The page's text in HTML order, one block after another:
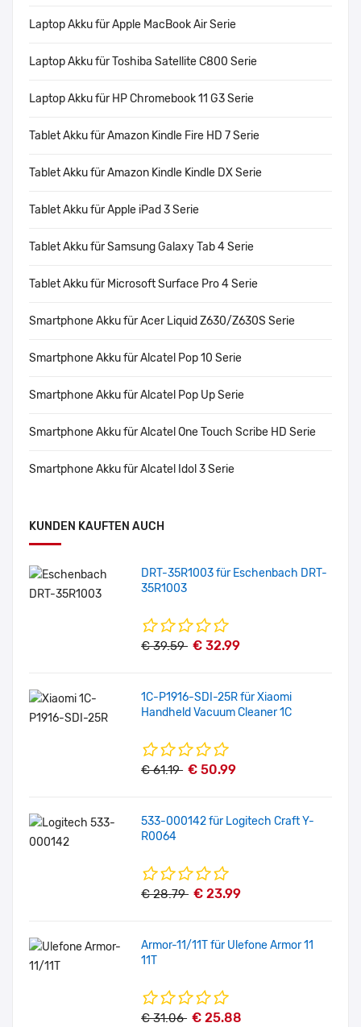
Laptop Akku für Apple MacBook Air Serie
Laptop Akku für Toshiba Satellite C800 Serie
Laptop Akku für HP Chromebook 11 G3 Serie
Tablet Akku für Amazon Kindle Fire HD 7 Serie
Tablet Akku für Amazon Kindle Kindle DX Serie
Tablet Akku für Apple iPad 3 Serie
Tablet Akku für Samsung Galaxy Tab 4 Serie
Tablet Akku für Microsoft Surface Pro 4 Serie
Smartphone Akku für Acer Liquid Z630/Z630S Serie
Smartphone Akku für Alcatel Pop 10 Serie
Smartphone Akku für Alcatel Pop Up Serie
Smartphone Akku für Alcatel One Touch Scribe HD Serie
Smartphone Akku für Alcatel Idol 3 Serie
KUNDEN KAUFTEN AUCH
DRT-35R1003 für Eschenbach DRT-
35R1003
€ 39.59 € 32.99
1C-P1916-SDI-25R für Xiaomi
Handheld Vacuum Cleaner 1C
€ 61.19 € 50.99
533-000142 für Logitech Craft Y-
R0064
€ 28.79 € 23.99
Armor-11/11T für Ulefone Armor 11
11T
€ 31.06 € 25.88